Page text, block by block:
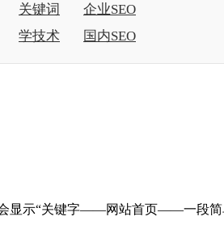
关键词
企业SEO
学技术 国内SEO
显示“关键字——网站首页——一段简